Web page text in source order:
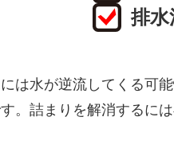
排
は水が逆流してくる可
。詰まりを解消するに